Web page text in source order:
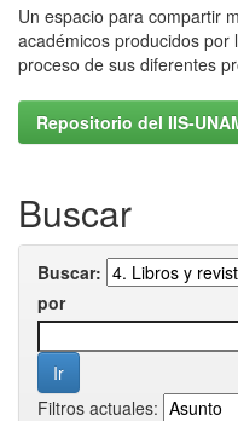
Un espacio para compartir
académicos producidos por
proceso de sus diferentes
Repositorio del IIS-
Buscar
Buscar:
por
Filtros actuales: